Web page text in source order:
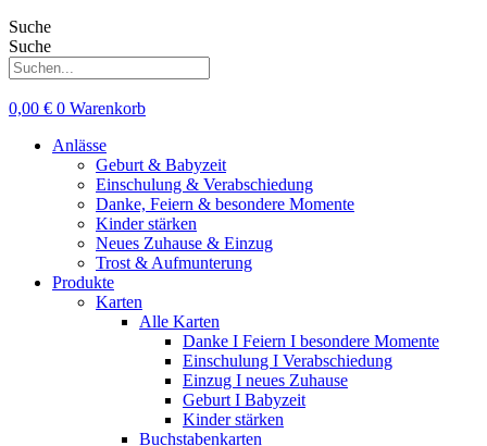
Suche
Suche
0,00 € 0 Warenkorb
Anlässe
Geburt & Babyzeit
Einschulung & Verabschiedung
Danke, Feiern & besondere Momente
Kinder stärken
Neues Zuhause & Einzug
Trost & Aufmunterung
Produkte
Karten
Alle Karten
Danke I Feiern I besondere Momente
Einschulung I Verabschiedung
Einzug I neues Zuhause
Geburt I Babyzeit
Kinder stärken
Buchstabenkarten